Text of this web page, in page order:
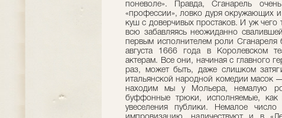
поневоле». Правда, Сганарель
«профессии», ловко дуря окружающих
куш с доверчивых простаков. И уж
всю забавляясь неожиданно
первым исполнителем роли
августа 1666 года в Королевском
актерам. Все они, начиная с главного
раз, может быть, даже слишком
итальянской народной комедии масок
находим мы у Мольера, немалую
буффонные трюки, исполняемые, как
увеселения публики. Немалое